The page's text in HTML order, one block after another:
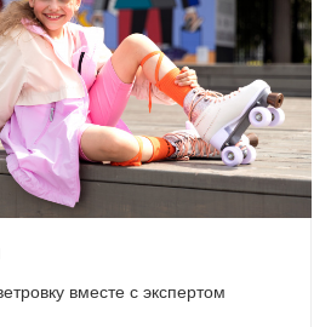
вместе с экспертом